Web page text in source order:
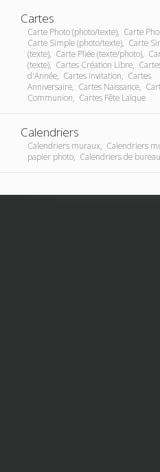
Cartes
Carte Photo (photo/texte), Carte
Carte Simple (photo/texte), Carte
(texte), Carte Pliée (texte/photo),
(texte), Cartes Création Libre,
d'Année, Cartes Invitation, Cartes
Anniversaire, Cartes Naissance,
Communion, Cartes Fête Laïque
Calendriers
Calendriers muraux, Calendriers
papier photo, Calendriers de bureau